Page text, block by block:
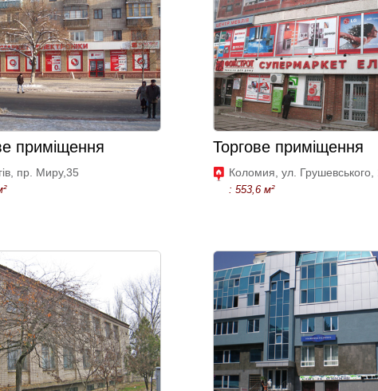
приміщення
пр. Миру,35
Торгове приміщення
Коломия, ул. Грушевського,
: 553,6 м²